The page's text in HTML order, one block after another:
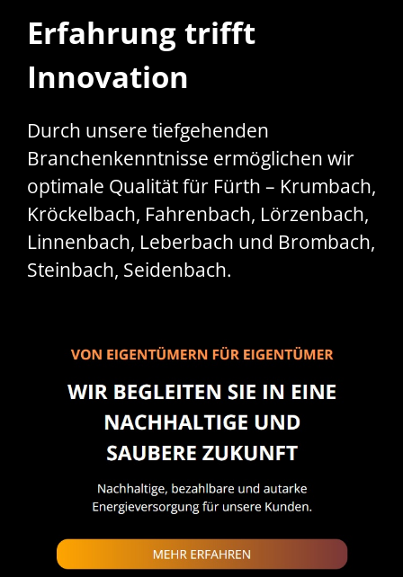
Erfahrung trifft
Innovation
Durch unsere tiefgehenden
Branchenkenntnisse ermöglichen wir
optimale Qualität für Fürth – Krumbach,
Kröckelbach, Fahrenbach, Lörzenbach,
Linnenbach, Leberbach und Brombach,
Steinbach, Seidenbach.